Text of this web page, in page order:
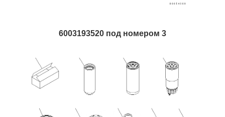
6003193520 под номером 3